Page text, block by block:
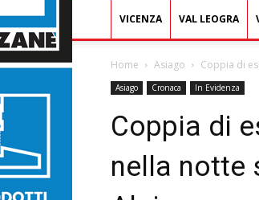
VICENZA VAL LEOGRA
Home Asiago Coppia di
Asiago Cronaca In Evidenza
Coppia di
nella notte